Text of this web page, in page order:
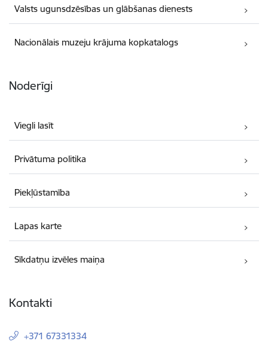
Valsts ugunsdzēsības un glābšanas dienests
Nacionālais muzeju krājuma kopkatalogs
Noderīgi
Viegli lasīt
Privātuma politika
Piekļūstamība
Lapas karte
Sīkdatņu izvēles maiņa
Kontakti
+371 67331334